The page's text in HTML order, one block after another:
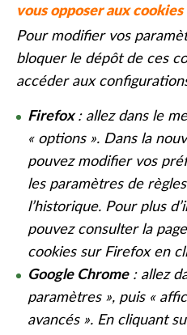
vous opposer aux
Pour modifier vos
bloquer le dépôt de ces
accéder aux
Firefox: allez dans le
« options ». Dans la
pouvez modifier vos
les paramètres de
l’historique. Pour plus
pouvez consulter la
cookies sur Firefox en
Google Chrome: allez
paramètres », puis «
avancés ». En cliquant